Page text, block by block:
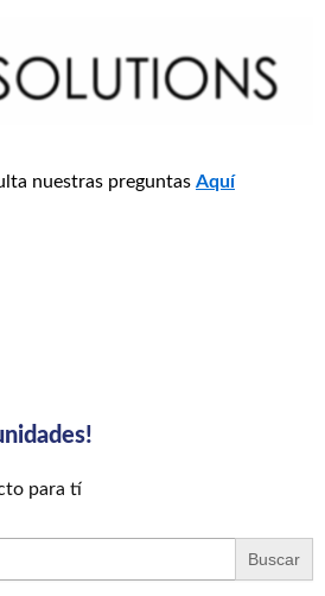
nuestras preguntas Aquí
para tí